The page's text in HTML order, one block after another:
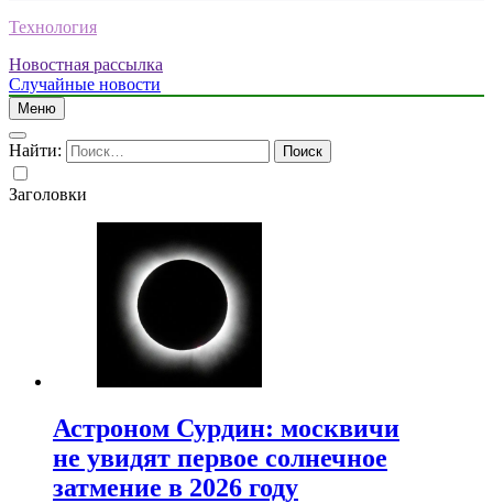
Технология
Новостная рассылка
Случайные новости
Меню
Найти:
Заголовки
Астроном Сурдин: москвичи
не увидят первое солнечное
затмение в 2026 году